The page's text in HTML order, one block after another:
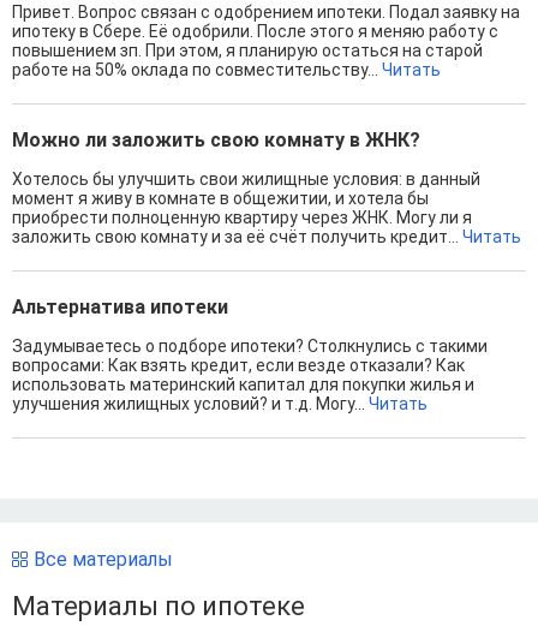
Привет. Вопрос связан с одобрением ипотеки. Подал заявку на
ипотеку в Сбере. Её одобрили. После этого я меняю работу с
повышением зп. При этом, я планирую остаться на старой
работе на 50% оклада по совместительству... Читать
Можно ли заложить свою комнату в ЖНК?
Хотелось бы улучшить свои жилищные условия: в данный
момент я живу в комнате в общежитии, и хотела бы
приобрести полноценную квартиру через ЖНК. Могу ли я
заложить свою комнату и за её счёт получить кредит... Читать
Альтернатива ипотеки
Задумываетесь о подборе ипотеки? Столкнулись с такими
вопросами: Как взять кредит, если везде отказали? Как
использовать материнский капитал для покупки жилья и
улучшения жилищных условий? и т.д. Могу... Читать
Все материалы
Материалы по ипотеке